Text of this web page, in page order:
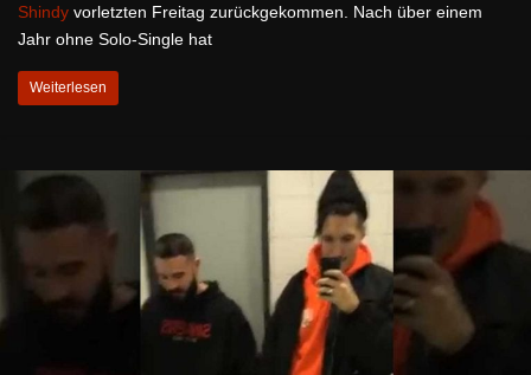
Shindy vorletzten Freitag zurückgekommen. Nach über einem
Jahr ohne Solo-Single hat
Weiterlesen